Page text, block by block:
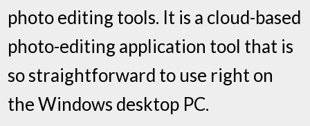
photo editing tools. It is a cloud-based
photo-editing application tool that is
so straightforward to use right on
the Windows desktop PC.